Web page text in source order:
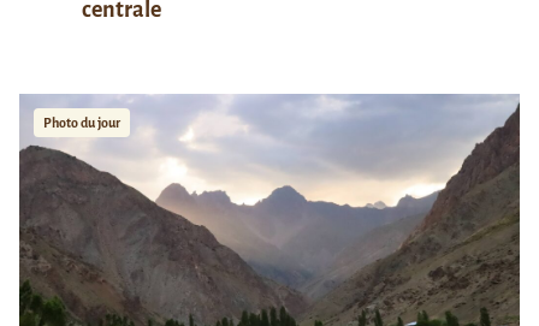
centrale
Photo du jour